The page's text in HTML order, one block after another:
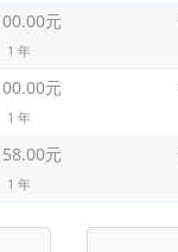
元
1 年
元
1 年
元
1 年